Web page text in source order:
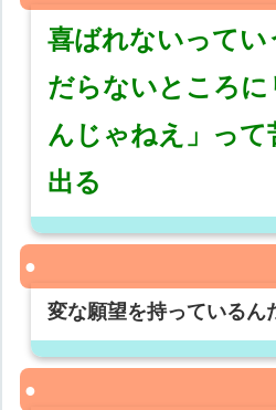
喜ばれないってい
だらないところ
んじゃねえ」っ
出る
変な願望を持っているん